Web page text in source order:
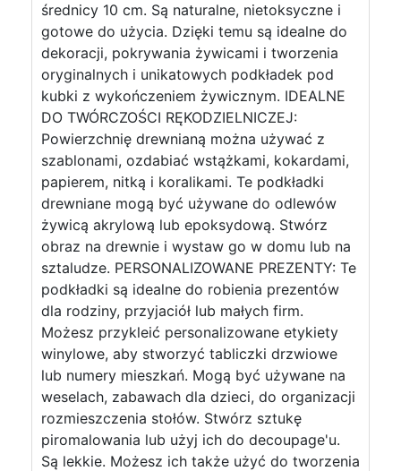
średnicy 10 cm. Są naturalne, nietoksyczne i
gotowe do użycia. Dzięki temu są idealne do
dekoracji, pokrywania żywicami i tworzenia
oryginalnych i unikatowych podkładek pod
kubki z wykończeniem żywicznym. IDEALNE
DO TWÓRCZOŚCI RĘKODZIELNICZEJ:
Powierzchnię drewnianą można używać z
szablonami, ozdabiać wstążkami, kokardami,
papierem, nitką i koralikami. Te podkładki
drewniane mogą być używane do odlewów
żywicą akrylową lub epoksydową. Stwórz
obraz na drewnie i wystaw go w domu lub na
sztaludze. PERSONALIZOWANE PREZENTY: Te
podkładki są idealne do robienia prezentów
dla rodziny, przyjaciół lub małych firm.
Możesz przykleić personalizowane etykiety
winylowe, aby stworzyć tabliczki drzwiowe
lub numery mieszkań. Mogą być używane na
weselach, zabawach dla dzieci, do organizacji
rozmieszczenia stołów. Stwórz sztukę
piromalowania lub użyj ich do decoupage'u.
Są lekkie. Możesz ich także użyć do tworzenia